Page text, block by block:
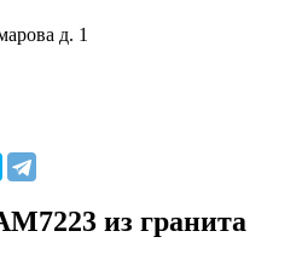
д. 1
из гранита